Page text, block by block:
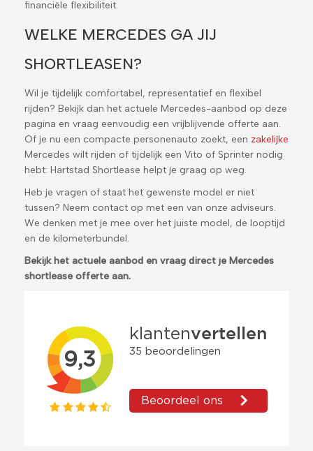
financiële flexibiliteit.
WELKE MERCEDES GA JIJ
SHORTLEASEN?
Wil je tijdelijk comfortabel, representatief en flexibel
rijden? Bekijk dan het actuele Mercedes-aanbod op deze
pagina en vraag eenvoudig een vrijblijvende offerte aan.
Of je nu een compacte personenauto zoekt, een zakelijke
Mercedes wilt rijden of tijdelijk een Vito of Sprinter nodig
hebt: Hartstad Shortlease helpt je graag op weg.
Heb je vragen of staat het gewenste model er niet
tussen? Neem contact op met een van onze adviseurs.
We denken met je mee over het juiste model, de looptijd
en de kilometerbundel.
Bekijk het actuele aanbod en vraag direct je Mercedes
shortlease offerte aan.